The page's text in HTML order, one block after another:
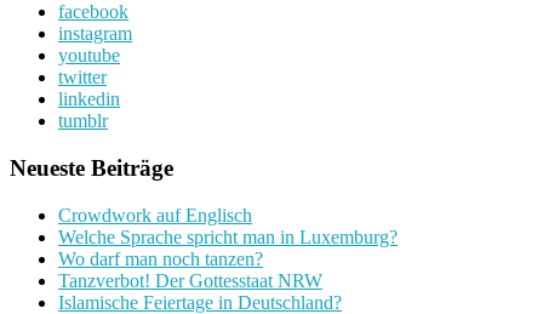
facebook
instagram
youtube
twitter
linkedin
tumblr
Neueste Beiträge
Crowdwork auf Englisch
Welche Sprache spricht man in Luxemburg?
Wo darf man noch tanzen?
Tanzverbot! Der Gottesstaat NRW
Islamische Feiertage in Deutschland?